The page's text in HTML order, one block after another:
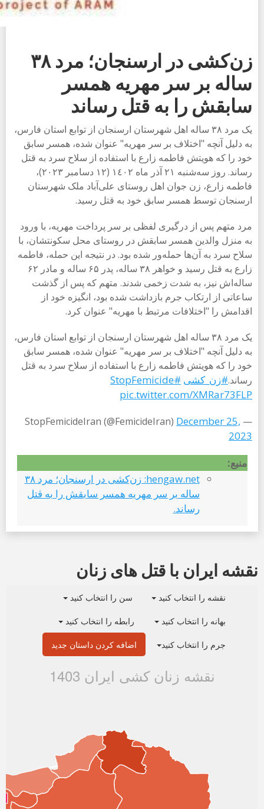
زن‌کشی در ارسنجان؛ مرد ٣٨
ساله بر سر مهریه همسر
سابقش را به قتل رساند
یک مرد ٣٨ ساله اهل شهرستان ارسنجان از توابع استان فارس،
به دلیل آنچه "اختلاف بر سر مهریه" عنوان شده، همسر سابق
خود را که هویتش فاطمه زارع با استفاده از سلاح سرد به قتل
رساند. روز سه‌شنبه ٢١ آذر ماه ١٤٠٢ (١٢ دسامبر ٢٠٢٣)،
فاطمه زارع، زن جوان اهل روستای علی‌آباد ملک شهرستان
ارسنجان توسط همسر سابق خود به قتل رسید.
مرد متهم پس از درگیری لفظی بر سر پرداخت مهریه، با ورود
به منزل والدین همسر سابقش در روستای محل سکونتشان، با
سلاح سرد به آن‌ها حمله‌ور شده بود. در نتیجه این حمله، فاطمه
زارع به قتل رسید و خواهر ٣٨ ساله، پدر ۶۵ ساله و مادر ۶٢
ساله‌اش نیز، به شدت زخمی شدند. متهم که پس از گذشت
ساعاتی از ارتکاب جرم بازداشت شده بود، انگیزه خود از
اقدامش را "اختلافات مرتبط با مهریه" عنوان کرد.
یک مرد ٣٨ ساله اهل شهرستان ارسنجان از توابع استان فارس،
به دلیل آنچه "اختلاف بر سر مهریه" عنوان شده، همسر سابق
خود را که هویتش فاطمه زارع با استفاده از سلاح سرد به قتل
رساند.#زن_کشی #StopFemicide
pic.twitter.com/XMRar73FLP
— StopFemicideIran (@FemicideIran)
December 25,
2023
منبع:
hengaw.net: زن‌کشی در ارسنجان؛ مرد ٣٨
ساله بر سر مهریه همسر سابقش را به قتل
رساند.
نقشه ایران با قتل های زنان